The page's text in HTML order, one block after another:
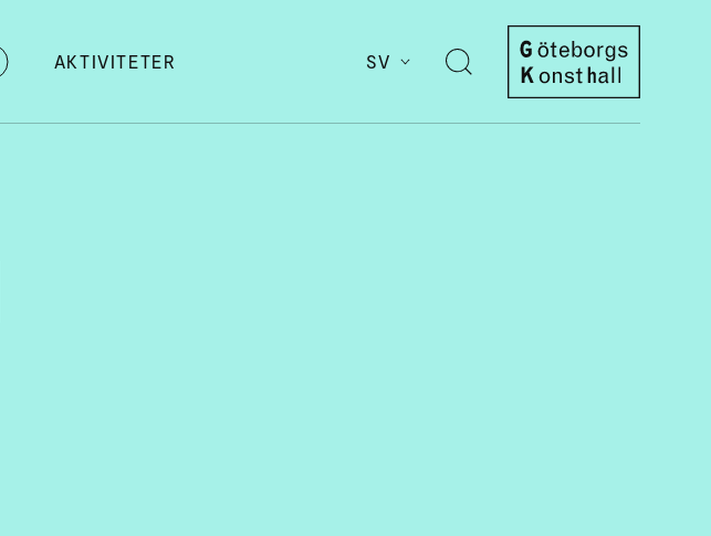
AKTIVITETER SV
Öppna